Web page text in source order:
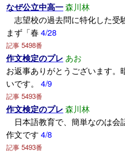
なぜ公立中高一森川林
志望校の過去問に特化した受
まず「春 4/28
記事 5498番
作文検定のプレ あお
お返事ありがとうございます。
いです。
4/9
記事 5493番
作文検定のプレ 森川林
日本語教育で、簡単なのは会
作文です 4/8
記事 5493番